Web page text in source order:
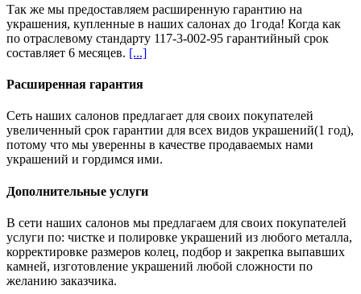
Так же мы предоставляем расширенную гарантию на
украшения, купленные в наших салонах до 1года! Когда как
по отраслевому стандарту 117-3-002-95 гарантийный срок
составляет 6 месяцев. [...]
Расширенная гарантия
Сеть наших салонов предлагает для своих покупателей
увеличенный срок гарантии для всех видов украшений(1 год),
потому что мы уверенны в качестве продаваемых нами
украшений и гордимся ими.
Дополнительные услуги
В сети наших салонов мы предлагаем для своих покупателей
услуги по: чистке и полировке украшений из любого металла,
корректировке размеров колец, подбор и закрепка выпавших
камней, изготовление украшений любой сложности по
желанию заказчика.